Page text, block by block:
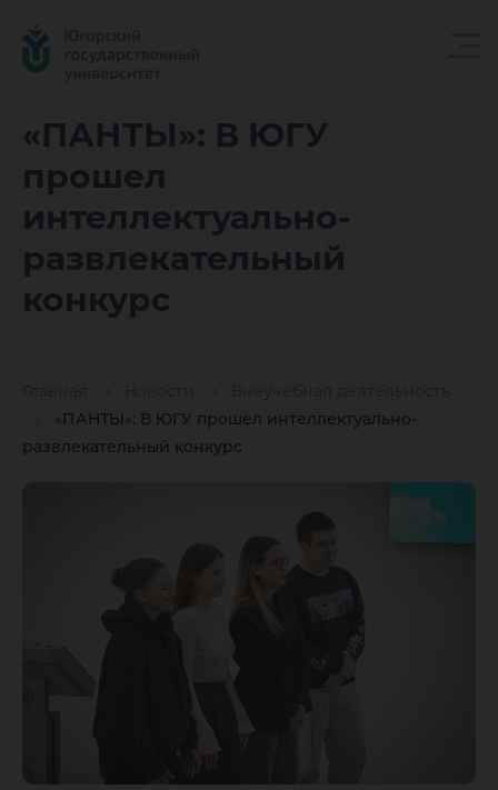
«ПАНТЫ»: В ЮГУ
прошел
интеллектуально-
развлекательный
конкурс
«ПАНТЫ»: В ЮГУ прошел интеллектуально-
развлекательный конкурс
прошел
конкурс